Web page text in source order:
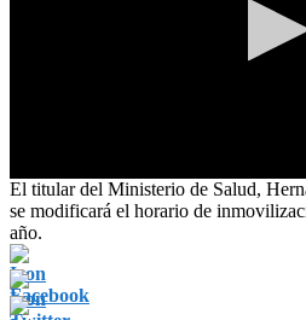
0
seconds
of
0
seconds
El titular del Ministerio de Salud,
se modificará el horario de
año.